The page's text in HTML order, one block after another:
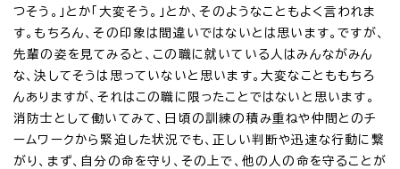
つそう。」とか「大変そう。」とか、そのようなこともよく言われま
す。もちろん、その印象は間違いではないとは思います。ですが、
先輩の姿を見てみると、この職に就いている人はみんながみん
な、決してそうは思っていないと思います。大変なことももちろ
んありますが、それはこの職に限ったことではないと思います。
消防士として働いてみて、日頃の訓練の積み重ねや仲間とのチ
ームワークから緊迫した状況でも、正しい判断や迅速な行動に繋
がり、まず、自分の命を守り、その上で、他の人の命を守ることが